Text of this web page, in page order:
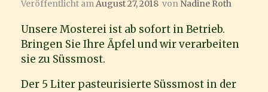
Veröffentlicht amAugust 27, 2018 von Nadine Roth
Unsere Mosterei ist ab sofort in Betrieb.
Bringen Sie Ihre Äpfel und wir verarbeiten
sie zu Süssmost.
Der 5 Liter pasteurisierte Süssmost in der